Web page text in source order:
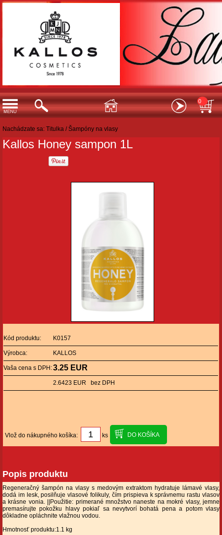
0
Nachádzate sa: Titulka /Šampóny na vlasy
Kallos Honey sampon 1L
Kód produktu: K0157
Výrobca: KALLOS
Vaša cena s DPH:3.25 EUR
2.6423 EUR bez DPH
Vlož do nákupného košíka: ks
Popis produktu
Regeneračný šampón na vlasy s medovým extraktom hydratuje lámavé vlasy,
dodá im lesk, posilňuje vlasové folikuly, čím prispieva k správnemu rastu vlasov
a krásne vonia. ||Použitie: primerané množstvo naneste na mokré vlasy, jemne
premasírujte pokožku hlavy pokiaľ sa nevytvorí bohatá pena a potom vlasy
dôkladne opláchnite vlažnou vodou.
Hmotnosť produktu:1.1 kg